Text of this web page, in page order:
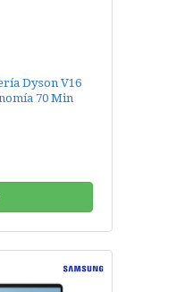
Dyson V16
70 Min